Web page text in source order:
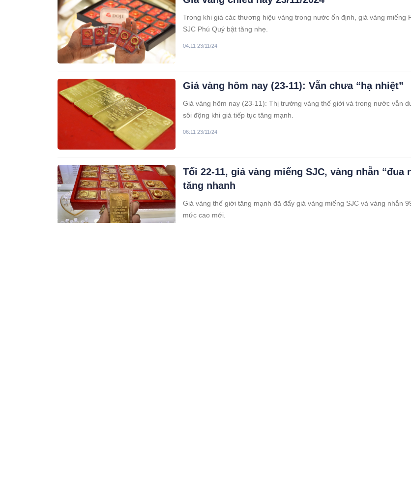
Trong khi giá các thương hiệu vàng trong nước ổn định, giá vàng miếng
SJC Phú Quý bật tăng nhẹ.
04:11 23/11/24
Giá vàng hôm nay (23-11): Vẫn chưa “hạ nhiệt”
Giá vàng hôm nay (23-11): Thị trường vàng thế giới và trong nước vẫn
sôi động khi giá tiếp tục tăng mạnh.
06:11 23/11/24
Tối 22-11, giá vàng miếng SJC, vàng nhẫn “đua
tăng nhanh
Giá vàng thế giới tăng mạnh đã đẩy giá vàng miếng SJC và vàng nhẫn
mức cao mới.